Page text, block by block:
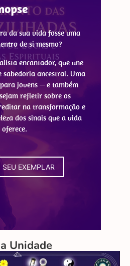
da sua vida fosse uma
de si mesmo?
encantador, que une
sabedoria ancestral. Uma
jovens — e também
refletir sobre os
na transformação e
dos sinais que a vida
oferece.
EXEMPLAR
Unidade